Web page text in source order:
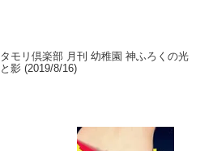
タモリ倶楽部 月刊 幼稚園 神ふろくの光
と影 (2019/8/16)